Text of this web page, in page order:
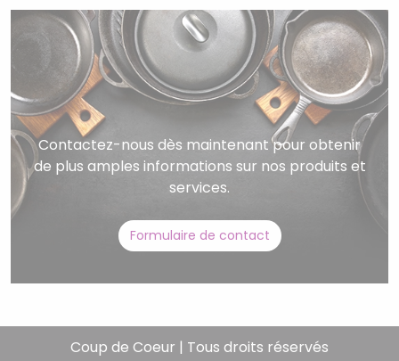
Contactez-nous dès maintenant pour obtenir
de plus amples informations sur nos produits et
services.
Formulaire de contact
Coup de Coeur | Tous droits réservés